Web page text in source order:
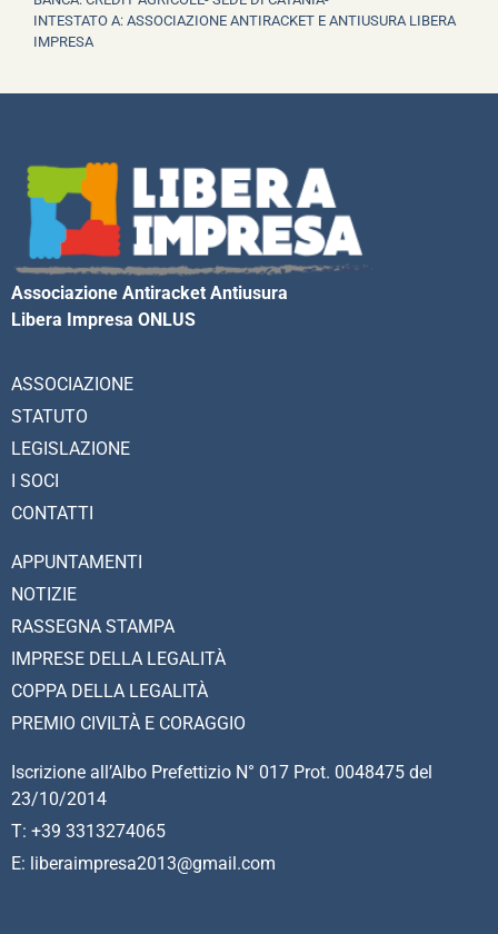
INTESTATO A: ASSOCIAZIONE ANTIRACKET E ANTIUSURA LIBERA
IMPRESA
Associazione Antiracket Antiusura
Libera Impresa ONLUS
ASSOCIAZIONE
STATUTO
LEGISLAZIONE
I SOCI
CONTATTI
APPUNTAMENTI
NOTIZIE
RASSEGNA STAMPA
IMPRESE DELLA LEGALITÀ
COPPA DELLA LEGALITÀ
PREMIO CIVILTÀ E CORAGGIO
Iscrizione all’Albo Prefettizio N° 017 Prot. 0048475 del
23/10/2014
T: +39 3313274065
E: liberaimpresa2013@gmail.com